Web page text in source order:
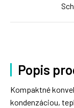
Popis
Kompaktné
kondenzáciou,